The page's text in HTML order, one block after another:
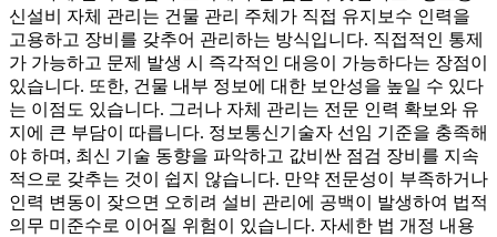
신설비 자체 관리는 건물 관리 주체가 직접 유지보수 인력을
고용하고 장비를 갖추어 관리하는 방식입니다. 직접적인 통제
가 가능하고 문제 발생 시 즉각적인 대응이 가능하다는 장점이
있습니다. 또한, 건물 내부 정보에 대한 보안성을 높일 수 있다
는 이점도 있습니다. 그러나 자체 관리는 전문 인력 확보와 유
지에 큰 부담이 따릅니다. 정보통신기술자 선임 기준을 충족해
야 하며, 최신 기술 동향을 파악하고 값비싼 점검 장비를 지속
적으로 갖추는 것이 쉽지 않습니다. 만약 전문성이 부족하거나
인력 변동이 잦으면 오히려 설비 관리에 공백이 발생하여 법적
의무 미준수로 이어질 위험이 있습니다. 자세한 법 개정 내용